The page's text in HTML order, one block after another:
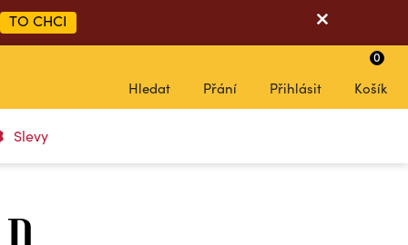
TO CHCI
Slevy
Hledat Přání Přihlásit Košík
0